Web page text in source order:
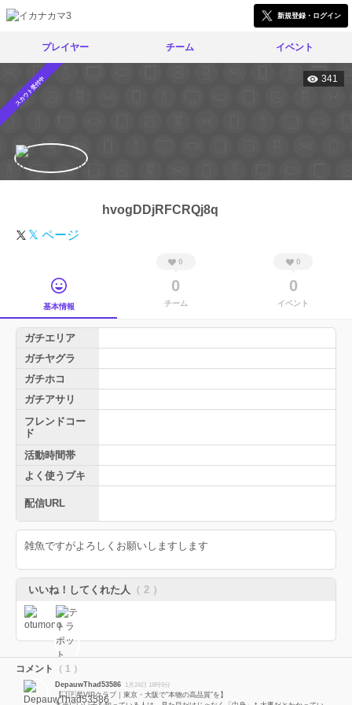
新規登録・ログイン
プレイヤー チーム イベント
スカウト受付中 341
hvogDDjRFCRQj8q
𝕏 ページ
基本情報
0
0
チーム
0
0
イベント
ガチエリア
ガチヤグラ
ガチホコ
ガチアサリ
フレンドコー
ド
活動時間帯
よく使うブキ
配信URL
雑魚ですがよろしくお願いしますします
いいね！してくれた人 （ 2 ）
コメント （ 1 ）
DepauwThad53586 1月24日 18時9分
【🇯🇵星VIPクラブ｜東京・大阪で“本物の高品質”を】